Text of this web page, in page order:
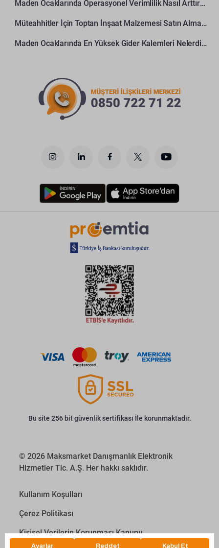
Maden Ocaklarında Operasyonel Verimlilik Nasıl Arttırılır?
Müteahhitler İçin Toptan İnşaat Malzemesi Satın Alma Rehberi
Maden Ocaklarında En Yüksek Gider Kalemleri Nelerdir?
Bu site 256 bit güvenlik sertifikası İle korunmaktadır.
© 2026 Maksmarket Danışmanlık Elektronik
Hizmetler Tic. A.Ş. Her hakkı saklıdır.
Kullanım Koşulları
Çerez Politikası
Kişisel Verilerin Korunması Kanunu